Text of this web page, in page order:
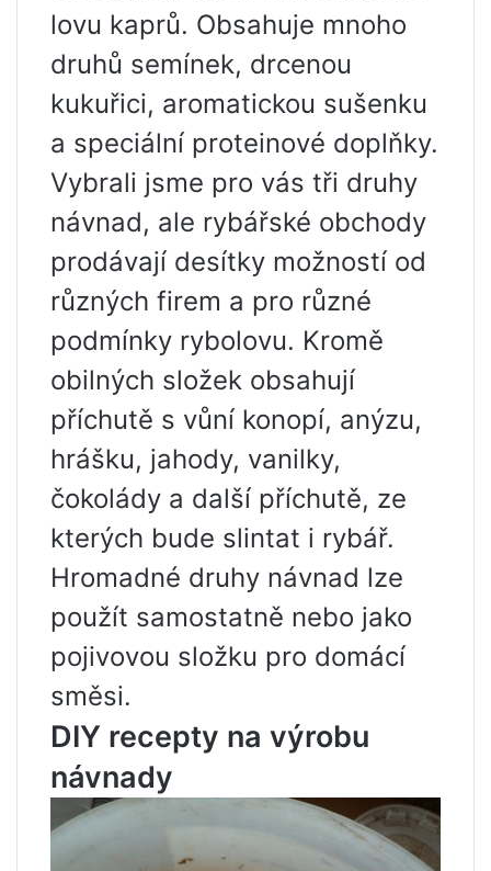
lovu kaprů. Obsahuje mnoho
druhů semínek, drcenou
kukuřici, aromatickou sušenku
a speciální proteinové doplňky.
Vybrali jsme pro vás tři druhy
návnad, ale rybářské obchody
prodávají desítky možností od
různých firem a pro různé
podmínky rybolovu. Kromě
obilných složek obsahují
příchutě s vůní konopí, anýzu,
hrášku, jahody, vanilky,
čokolády a další příchutě, ze
kterých bude slintat i rybář.
Hromadné druhy návnad lze
použít samostatně nebo jako
pojivovou složku pro domácí
směsi.
DIY recepty na výrobu
návnady